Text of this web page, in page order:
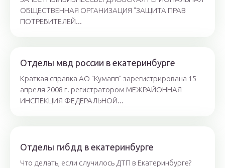
ОБЩЕСТВЕННАЯ ОРГАНИЗАЦИЯ "ЗАЩИТА ПРАВ
ПОТРЕБИТЕЛЕЙ...
Отделы мвд россии в екатеринбурге
Краткая справка АО "Кумапп" зарегистрирована 15
апреля 2008 г. регистратором МЕЖРАЙОННАЯ
ИНСПЕКЦИЯ ФЕДЕРАЛЬНОЙ...
Отделы гибдд в екатеринбурге
Что делать, если случилось ДТП в Екатеринбурге?